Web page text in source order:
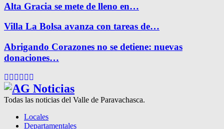
Alta Gracia se mete de lleno en…
Villa La Bolsa avanza con tareas de…
Abrigando Corazones no se detiene: nuevas
donaciones…
Facebook
Twitter
Instagram
Pinterest
Google
Todas las noticias del Valle de Paravachasca.
Locales
Departamentales